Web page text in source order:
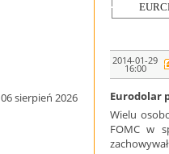
06 sierpień 2026
2014-01-29
16:00
Eurodolar
Wielu
FOMC w